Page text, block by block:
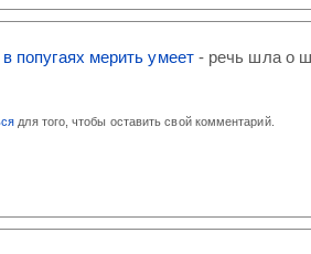
в попугаях мерить умеет- речь шла о
для того, чтобы оставить свой комментарий.